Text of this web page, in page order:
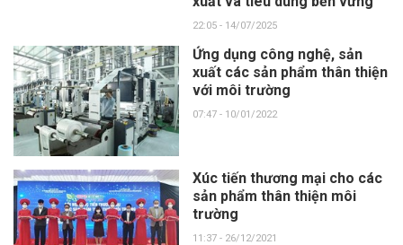
22:05 - 14/07/2025
Ứng dụng công nghệ, sản
xuất các sản phẩm thân thiện
với môi trường
07:47 - 10/01/2022
Xúc tiến thương mại cho các
sản phẩm thân thiện môi
trường
11:37 - 26/12/2021